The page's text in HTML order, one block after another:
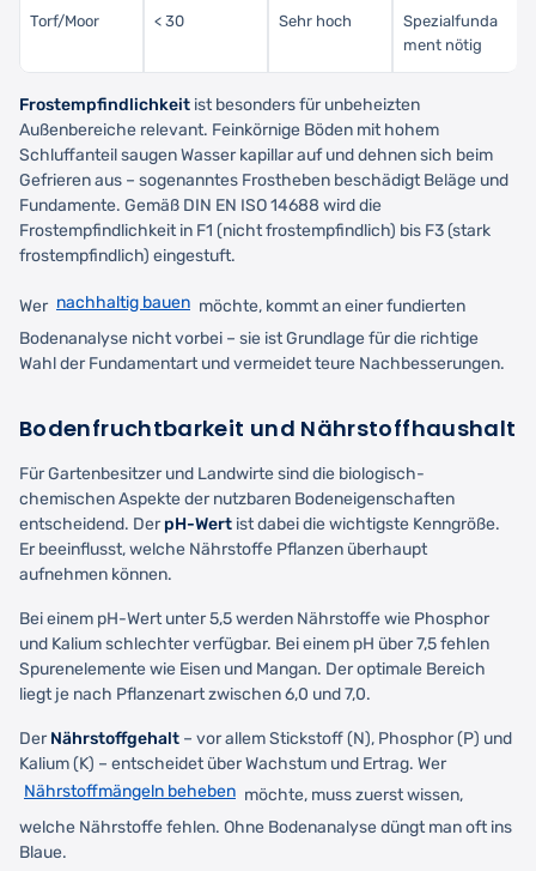
Torf/Moor < 30 Sehr hoch
Spezialfunda
ment nötig
Frostempfindlichkeit ist besonders für unbeheizten
Außenbereiche relevant. Feinkörnige Böden mit hohem
Schluffanteil saugen Wasser kapillar auf und dehnen sich beim
Gefrieren aus – sogenanntes Frostheben beschädigt Beläge und
Fundamente. Gemäß DIN EN ISO 14688 wird die
Frostempfindlichkeit in F1 (nicht frostempfindlich) bis F3 (stark
frostempfindlich) eingestuft.
Wer nachhaltig bauen möchte, kommt an einer fundierten
Bodenanalyse nicht vorbei – sie ist Grundlage für die richtige
Wahl der Fundamentart und vermeidet teure Nachbesserungen.
Bodenfruchtbarkeit und Nährstoffhaushalt
Für Gartenbesitzer und Landwirte sind die biologisch-
chemischen Aspekte der nutzbaren Bodeneigenschaften
entscheidend. DerpH-Wert ist dabei die wichtigste Kenngröße.
Er beeinflusst, welche Nährstoffe Pflanzen überhaupt
aufnehmen können.
Bei einem pH-Wert unter 5,5 werden Nährstoffe wie Phosphor
und Kalium schlechter verfügbar. Bei einem pH über 7,5 fehlen
Spurenelemente wie Eisen und Mangan. Der optimale Bereich
liegt je nach Pflanzenart zwischen 6,0 und 7,0.
DerNährstoffgehalt – vor allem Stickstoff (N), Phosphor (P) und
Kalium (K) – entscheidet über Wachstum und Ertrag. Wer
Nährstoffmängeln beheben möchte, muss zuerst wissen,
welche Nährstoffe fehlen. Ohne Bodenanalyse düngt man oft ins
Blaue.